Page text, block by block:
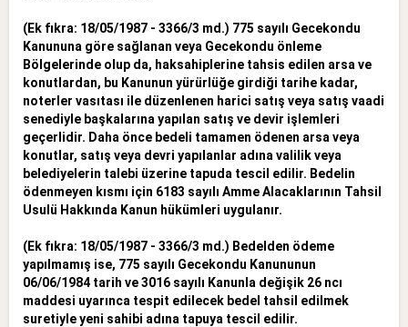
(Ek fıkra: 18/05/1987 - 3366/3 md.) 775 sayılı Gecekondu
Kanununa göre sağlanan veya Gecekondu önleme
Bölgelerinde olup da, haksahiplerine tahsis edilen arsa ve
konutlardan, bu Kanunun yürürlüğe girdiği tarihe kadar,
noterler vasıtası ile düzenlenen harici satış veya satış vaadi
senediyle başkalarına yapılan satış ve devir işlemleri
geçerlidir. Daha önce bedeli tamamen ödenen arsa veya
konutlar, satış veya devri yapılanlar adına valilik veya
belediyelerin talebi üzerine tapuda tescil edilir. Bedelin
ödenmeyen kısmı için 6183 sayılı Amme Alacaklarının Tahsil
Usulü Hakkında Kanun hükümleri uygulanır.
(Ek fıkra: 18/05/1987 - 3366/3 md.) Bedelden ödeme
yapılmamış ise, 775 sayılı Gecekondu Kanununun
06/06/1984 tarih ve 3016 sayılı Kanunla değişik 26 ncı
maddesi uyarınca tespit edilecek bedel tahsil edilmek
suretiyle yeni sahibi adına tapuya tescil edilir.